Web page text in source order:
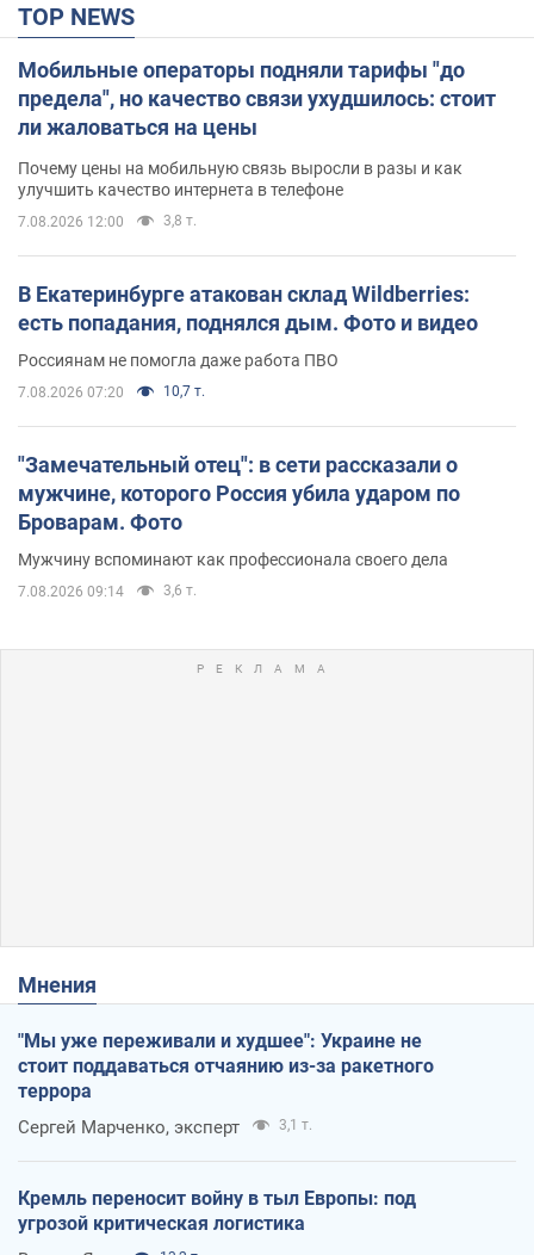
TOP NEWS
Мобильные операторы подняли тарифы "до
предела", но качество связи ухудшилось: стоит
ли жаловаться на цены
Почему цены на мобильную связь выросли в разы и как
улучшить качество интернета в телефоне
7.08.2026 12:00 3,8 т.
В Екатеринбурге атакован склад Wildberries:
есть попадания, поднялся дым. Фото и видео
Россиянам не помогла даже работа ПВО
7.08.2026 07:20 10,7 т.
"Замечательный отец": в сети рассказали о
мужчине, которого Россия убила ударом по
Броварам. Фото
Мужчину вспоминают как профессионала своего дела
7.08.2026 09:14 3,6 т.
Мнения
"Мы уже переживали и худшее": Украине не
стоит поддаваться отчаянию из-за ракетного
террора
Сергей Марченко, эксперт 3,1 т.
Кремль переносит войну в тыл Европы: под
угрозой критическая логистика